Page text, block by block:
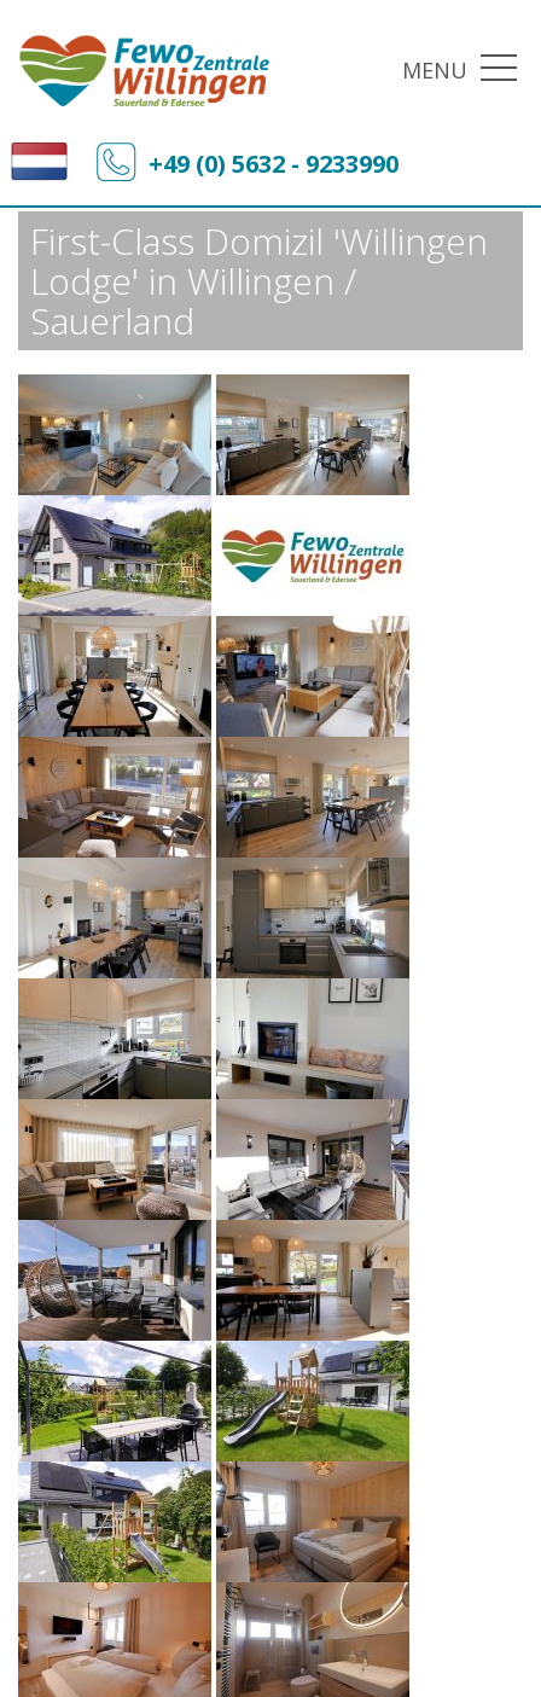
MENU
+49 (0) 5632 - 9233990
Fewo-Zentrale Willingen
Sonderangebote
First-Class Domizil 'Willingen Lodge' in Willingen / Sauerland
First-Class Domizil 'Willingen
Lodge' in Willingen /
Sauerland